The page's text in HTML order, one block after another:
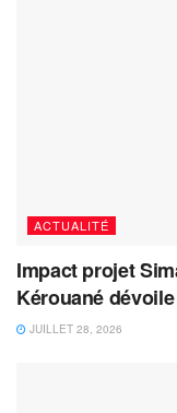
ACTUALITÉ
Impact projet
Kérouané
JUILLET 28, 2026